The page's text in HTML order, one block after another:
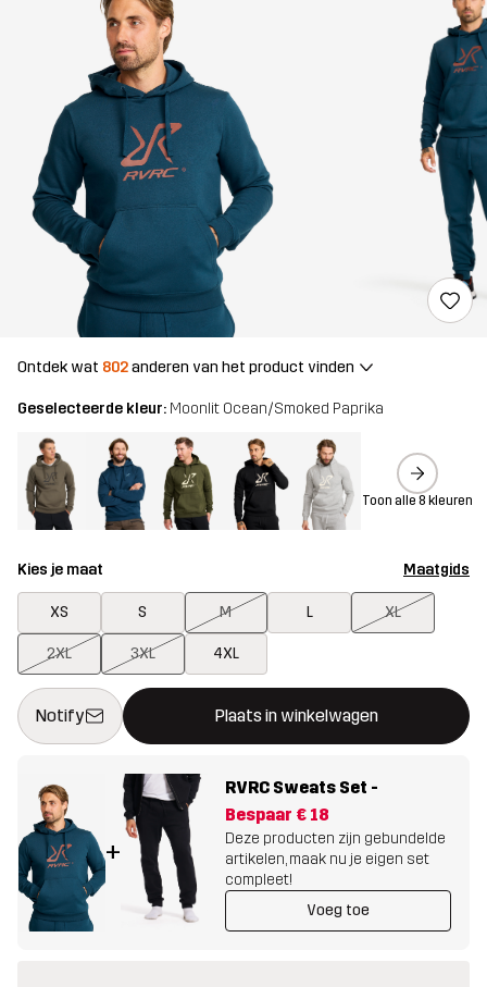
Ontdek wat 802anderen van het product vinden
Geselecteerde kleur: Moonlit Ocean/Smoked Paprika
Toon alle 8 kleuren
Kies je maat Maatgids
XS S M L XL
2XL 3XL 4XL
Notify Plaats in winkelwagen
Deze knop opent een modal met de bevestiging van een
{{size}} niet beschikbaar
+
RVRC Sweats Set -
Bespaar € 18
Deze producten zijn gebundelde
artikelen, maak nu je eigen set
compleet!
Voeg toe